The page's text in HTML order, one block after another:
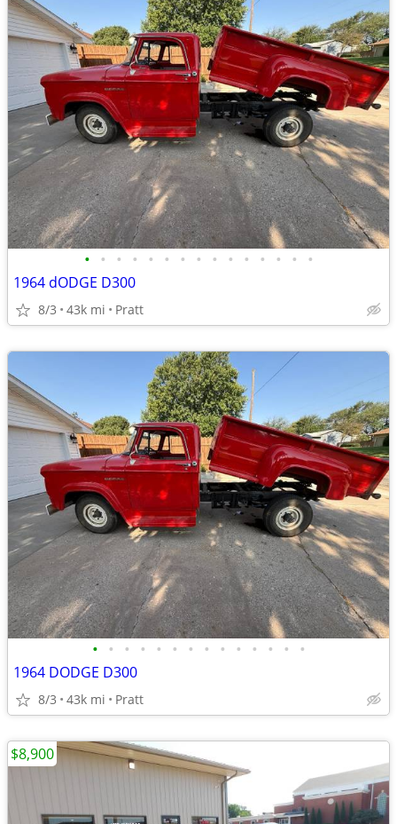
• • • • • • • • • • • • • • •
1964 dODGE D300
8/3 43k mi Pratt
• • • • • • • • • • • • • •
1964 DODGE D300
8/3 43k mi Pratt
$8,900